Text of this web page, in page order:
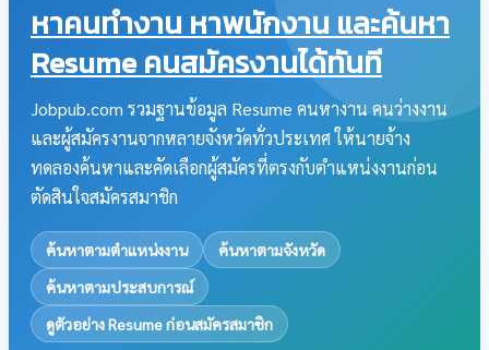
หาคนทำงาน หาพนักงาน และค้นหา
Resume คนสมัครงานได้ทันที
Jobpub.com รวมฐานข้อมูล Resume คนหางาน คนว่างงาน
และผู้สมัครงานจากหลายจังหวัดทั่วประเทศ ให้นายจ้าง
ทดลองค้นหาและคัดเลือกผู้สมัครที่ตรงกับตำแหน่งงานก่อน
ตัดสินใจสมัครสมาชิก
ค้นหาตามตำแหน่งงาน
ค้นหาตามจังหวัด
ค้นหาตามประสบการณ์
ดูตัวอย่าง Resume ก่อนสมัครสมาชิก